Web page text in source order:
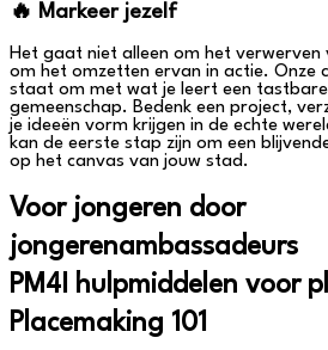
🔥 Markeer jezelf
Het gaat niet alleen om het verwerven
om het omzetten ervan in actie. Onze
staat om met wat je leert een
gemeenschap. Bedenk een project,
je ideeën vorm krijgen in de echte
kan de eerste stap zijn om een
op het canvas van jouw stad.
Voor jongeren door
jongerenambassadeurs
PM4I hulpmiddelen voor
Placemaking 101